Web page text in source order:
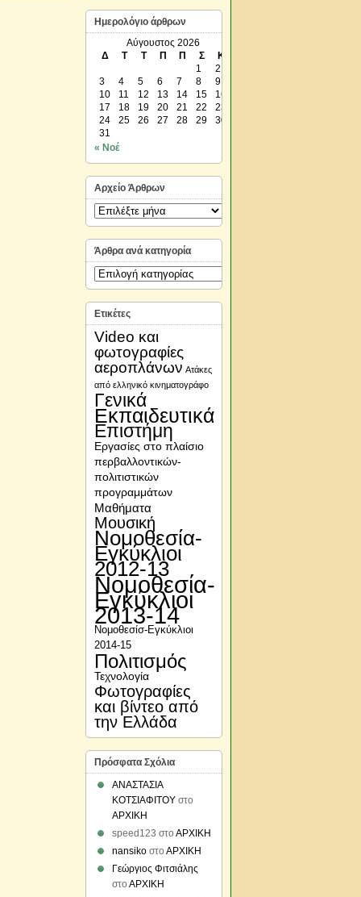
Ημερολόγιο άρθρων
Αύγουστος 2026
Δ
Τ Τ Π Π Σ
Κ
1
2
3
4 5 6 7 8
9
10
11 12 13 14 15
16
17
18 19 20 21 22
23
24
25 26 27 28 29
30
31
« Νοέ
Αρχείο Άρθρων
Αρχείο
Άρθρων
Άρθρα ανά κατηγορία
Άρθρα
ανά
κατηγορία
Ετικέτες
Video και
φωτογραφίες
αεροπλάνων Ατάκες
από ελληνικό κινηματογράφο
Γενικά
Εκπαιδευτικά
Επιστήμη
Εργασίες στο πλαίσιο
περβαλλοντικών-
πολιτιστικών
προγραμμάτων
Μαθήματα
Μουσική
Νομοθεσία-
Εγκύκλιοι
2012-13
Νομοθεσία-
Εγκύκλιοι
2013-14
Νομοθεσίσ-Εγκύκλιοι
2014-15
Πολιτισμός
Τεχνολογία
Φωτογραφίες
και βίντεο από
την Ελλάδα
Πρόσφατα Σχόλια
ΑΝΑΣΤΑΣΙΑ
ΚΟΤΣΙΑΦΙΤΟΥ στο
ΑΡΧΙΚΗ
speed123 στο ΑΡΧΙΚΗ
nansiko στο ΑΡΧΙΚΗ
Γεώργιος Φιτσιάλης
στο ΑΡΧΙΚΗ
Διαχείριση προβλημάτων και κρίσεων
στη σχολική κοινότητα